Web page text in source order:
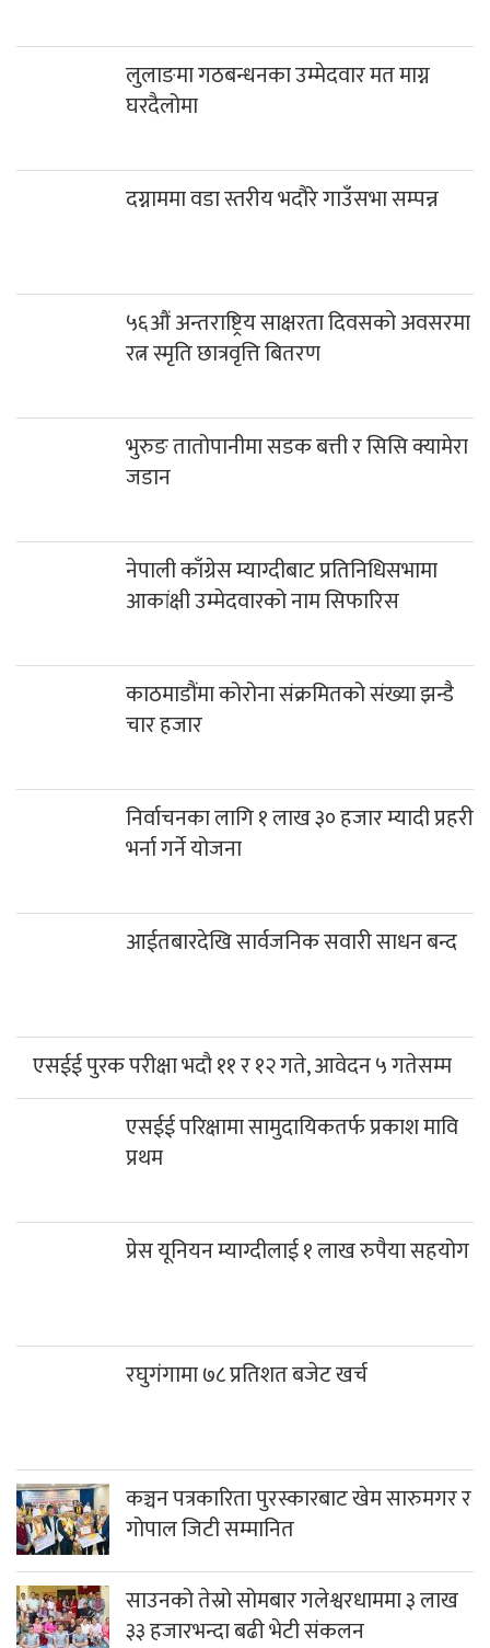
जडान
आकांक्षी उम्मेदवारको नाम सिफारिस
चार हजार
भर्ना गर्ने योजना
एसईई परिक्षामा सामुदायिकतर्फ प्रकाश मावि
प्रथम
प्रेस यूनियन म्याग्दीलाई १ लाख रुपैया सहयोग
रघुगंगामा ७८ प्रतिशत बजेट खर्च
कञ्चन पत्रकारिता पुरस्कारबाट खेम सारुमगर र
गोपाल जिटी सम्मानित
साउनको तेस्रो सोमबार गलेश्वरधाममा ३ लाख
दिवंगत निर्मल पुर्जाको एआई नक्कली तस्बिर
हिमपहिरोमा परेर निर्मल पुर्जासहित १० आरोही